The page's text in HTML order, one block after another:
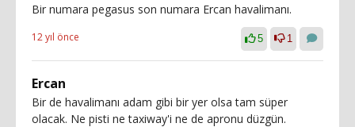
Bir numara pegasus son numara Ercan havalimanı.
12 yıl önce 5 1
Ercan
Bir de havalimanı adam gibi bir yer olsa tam süper
olacak. Ne pisti ne taxiway'i ne de apronu düzgün.